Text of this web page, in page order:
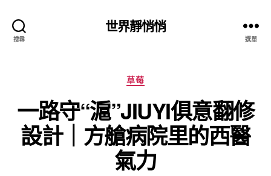
搜尋
世界靜悄悄
選單
分
類
草莓
一路守“滬”JIUYI俱意翻修
設計｜方艙病院里的西醫
氣力